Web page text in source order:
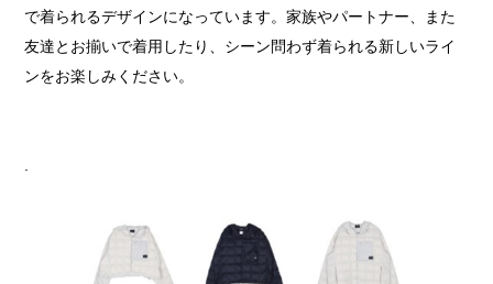
で着られるデザインになっています。家族やパートナー、また
友達とお揃いで着用したり、シーン問わず着られる新しいライ
ンをお楽しみください。